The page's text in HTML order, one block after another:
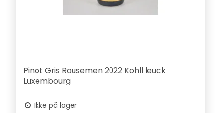
Pinot Gris Rousemen 2022 Kohll leuck
Luxembourg
Ikke på lager